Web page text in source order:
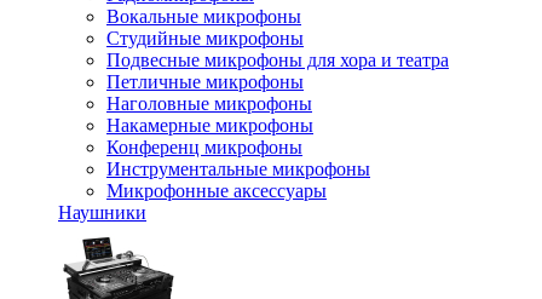
Вокальные микрофоны
Студийные микрофоны
Подвесные микрофоны для хора и театра
Петличные микрофоны
Наголовные микрофоны
Накамерные микрофоны
Конференц микрофоны
Инструментальные микрофоны
Микрофонные аксессуары
Наушники